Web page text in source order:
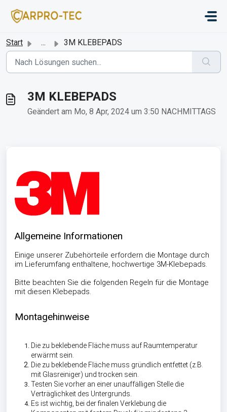
Start ... 3M KLEBEPADS
3M KLEBEPADS
Geändert am Mo, 8 Apr, 2024 um 3:50 NACHMITTAGS
Allgemeine Informationen
Einige unserer Zubehörteile erfordern die Montage durch
im Lieferumfang enthaltene, hochwertige 3M-Klebepads.
Bitte beachten Sie die folgenden Regeln für die Montage
mit diesen Klebepads.
Montagehinweise
Die zu beklebende Fläche muss auf Raumtemperatur
erwärmt sein.
Die zu beklebende Fläche muss gründlich entfettet (z.B.
mit Glasreiniger) und trocken sein.
Testen Sie vorher an einer unauffälligen Stelle die
Verträglichkeit des Untergrunds.
Es ist wichtig, bei der finalen Verklebung die